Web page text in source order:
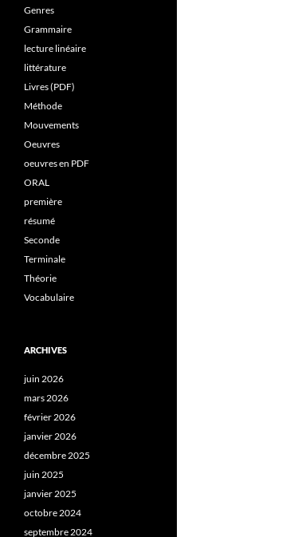
Genres
Grammaire
lecture linéaire
littérature
Livres (PDF)
Méthode
Mouvements
Oeuvres
oeuvres en PDF
ORAL
première
résumé
Seconde
Terminale
Théorie
Vocabulaire
ARCHIVES
juin 2026
mars 2026
février 2026
janvier 2026
décembre 2025
juin 2025
janvier 2025
octobre 2024
septembre 2024